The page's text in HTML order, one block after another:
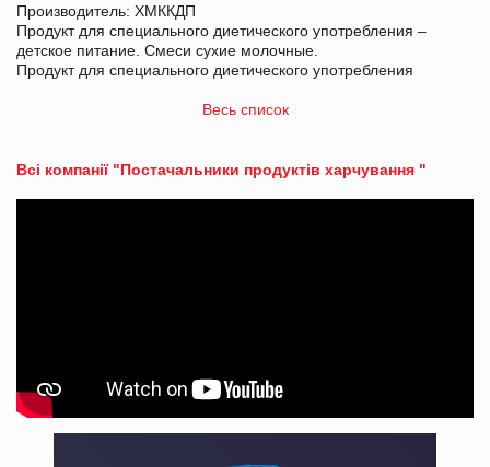
Производитель: ХМККДП
Продукт для специального диетического употребления –
детское питание. Смеси сухие молочные.
Продукт для специального диетического употребления
Весь список
Всі компанії "Постачальники продуктів харчування "